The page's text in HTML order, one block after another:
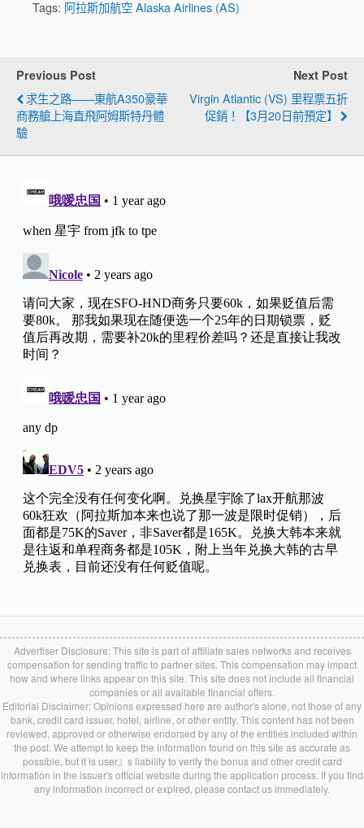
Tags: 阿拉斯加航空 Alaska Airlines (AS)
Previous Post
求生之路——東航A350豪華
商務艙上海直飛阿姆斯特丹體
驗
Next Post
Virgin Atlantic (VS) 里程票五折
促銷！【3月20日前預定】
Advertiser Disclosure: This site is part of affiliate sales networks and receives
compensation for sending traffic to partner sites. This compensation may impact
how and where links appear on this site. This site does not include all financial
companies or all available financial offers.
Editorial Disclaimer: Opinions expressed here are author's alone, not those of any
bank, credit card issuer, hotel, airline, or other entity. This content has not been
reviewed, approved or otherwise endorsed by any of the entities included within
the post. We attempt to keep the information found on this site as accurate as
possible, but it is user』s liability to verify the bonus and other credit card
information in the issuer's official website during the application process. If you find
any information incorrect or expired, please contact us immediately.